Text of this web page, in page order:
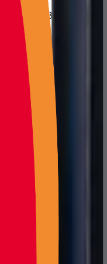
Bilgisayar I5
· Boy 62 cm ·
modele göre
teknik destek
bayi fiyatları